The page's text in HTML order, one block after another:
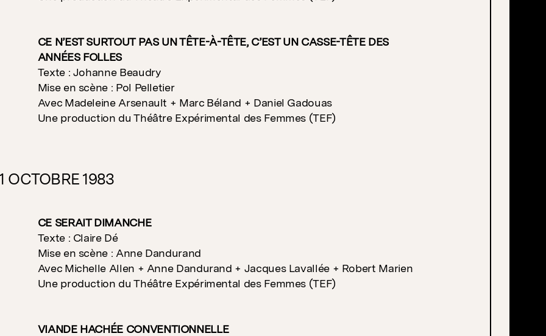
CE N’EST SURTOUT PAS UN TÊTE-À-TÊTE, C’EST UN CASSE-TÊTE DES
ANNÉES FOLLES
Texte : Johanne Beaudry
Mise en scène : Pol Pelletier
Avec Madeleine Arsenault + Marc Béland + Daniel Gadouas
Une production du Théâtre Expérimental des Femmes (TEF)
OCTOBRE 1983
CE SERAIT DIMANCHE
Texte : Claire Dé
Mise en scène : Anne Dandurand
Avec Michelle Allen + Anne Dandurand + Jacques Lavallée + Robert Marien
Une production du Théâtre Expérimental des Femmes (TEF)
VIANDE HACHÉE CONVENTIONNELLE